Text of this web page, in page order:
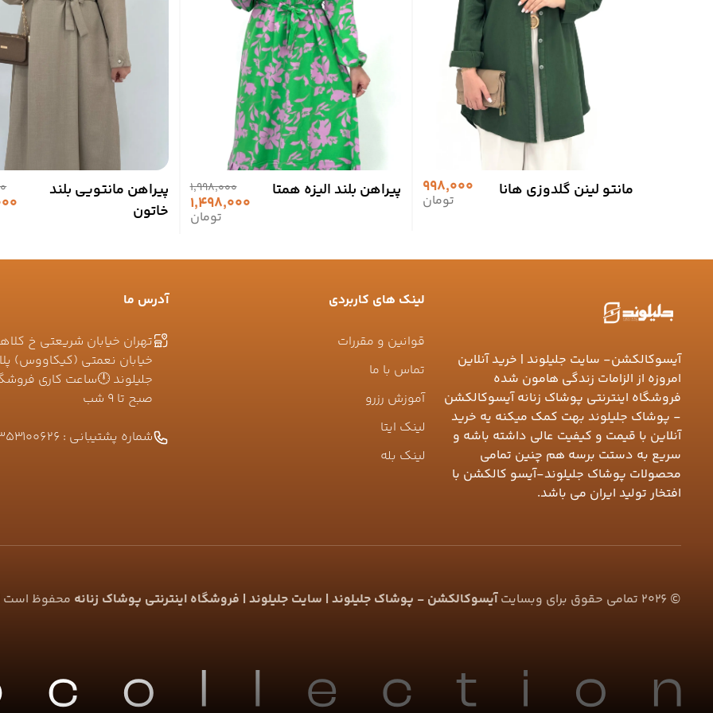
مانتو لینن گلدوزی هانا 998,000
تومان پیراهن بلند الیزه همتا 1,998,000
1,498,000
تومان
پیراهن مانتویی بلند
خاتون
آیسوکالکشن- سایت جلیلوند | خرید آنلاین
امروزه از الزامات زندگی هامون شده
فروشگاه اینترنتی پوشاک زنانه آیسوکالکشن
- پوشاک جلیلوند بهت کمک میکنه یه خرید
آنلاین با قیمت و کیفیت عالی داشته باشه و
سریع به دستت برسه هم چنین تمامی
محصولات پوشاک جلیلوند-آیسو کالکشن با
افتخار تولید ایران می باشد.
لینک های کاربردی
قوانین و مقررات
تماس با ما
آموزش رزرو
لینک ایتا
لینک بله
آدرس ما
تهران خیابان شریعتی خ
صبح تا ۹ شب
شماره پشتیبانی :
©
2026 تمامی حقوق برای وبسایتآیسوکالکشن - پوشاک جلیلوند | سایت جلیلوند | فروشگاه اینترنتی پوشاک زنانه محفوظ است